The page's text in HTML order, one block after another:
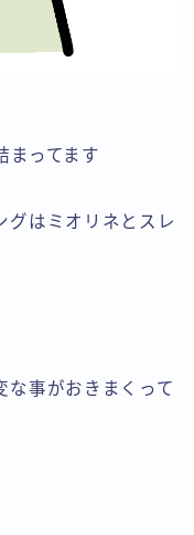
まってます
グはミオリネとスレ
事がおきまくって